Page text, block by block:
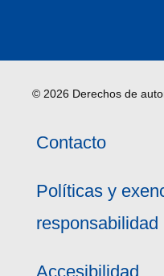
© 2026 Derechos de
Contacto
Políticas y
responsabilidad
Accesibilidad